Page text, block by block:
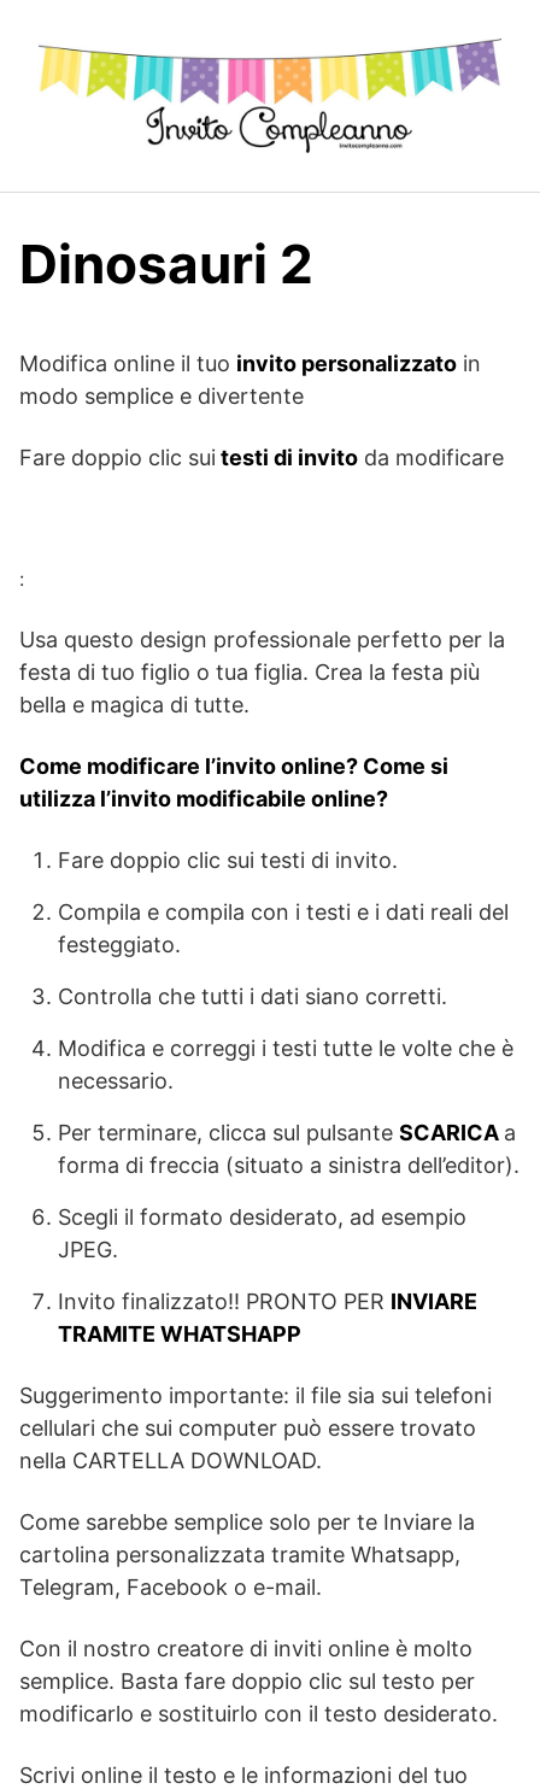
content
Dinosauri 2
Modifica online il tuo invito personalizzato in
modo semplice e divertente
Fare doppio clic sui testi di invito da modificare
:
Usa questo design professionale perfetto per la
festa di tuo figlio o tua figlia. Crea la festa più
bella e magica di tutte.
Come modificare l’invito online? Come si
utilizza l’invito modificabile online?
Fare doppio clic sui testi di invito.
Compila e compila con i testi e i dati reali del
festeggiato.
Controlla che tutti i dati siano corretti.
Modifica e correggi i testi tutte le volte che è
necessario.
Per terminare, clicca sul pulsante SCARICA a
forma di freccia (situato a sinistra dell’editor).
Scegli il formato desiderato, ad esempio
JPEG.
Invito finalizzato!! PRONTO PER INVIARE
TRAMITE WHATSHAPP
Suggerimento importante: il file sia sui telefoni
cellulari che sui computer può essere trovato
nella CARTELLA DOWNLOAD.
Come sarebbe semplice solo per te Inviare la
cartolina personalizzata tramite Whatsapp,
Telegram, Facebook o e-mail.
Con il nostro creatore di inviti online è molto
semplice. Basta fare doppio clic sul testo per
modificarlo e sostituirlo con il testo desiderato.
Scrivi online il testo e le informazioni del tuo